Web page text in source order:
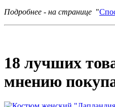
Подробнее - на странице "
18 лучших
мнению